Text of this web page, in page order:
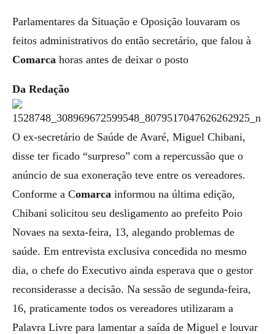
Parlamentares da Situação e Oposição louvaram os
feitos administrativos do então secretário, que falou à
Comarca horas antes de deixar o posto
Da Redação
O ex-secretário de Saúde de Avaré, Miguel Chibani,
disse ter ficado “surpreso” com a repercussão que o
anúncio de sua exoneração teve entre os vereadores.
Conforme a Comarca informou na última edição,
Chibani solicitou seu desligamento ao prefeito Poio
Novaes na sexta-feira, 13, alegando problemas de
saúde. Em entrevista exclusiva concedida no mesmo
dia, o chefe do Executivo ainda esperava que o gestor
reconsiderasse a decisão. Na sessão de segunda-feira,
16, praticamente todos os vereadores utilizaram a
Palavra Livre para lamentar a saída de Miguel e louvar